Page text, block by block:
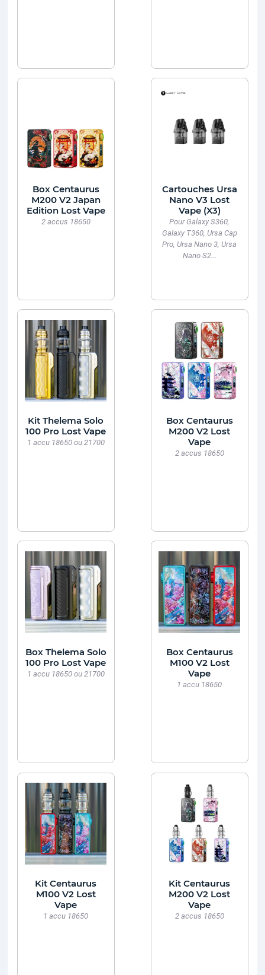
Box Centaurus
M200 V2 Japan
Edition Lost Vape
2 accus 18650
Cartouches Ursa
Nano V3 Lost
Vape (X3)
Pour Galaxy S360,
Galaxy T360, Ursa Cap
Pro, Ursa Nano 3, Ursa
Nano S2...
Kit Thelema Solo
100 Pro Lost Vape
1 accu 18650 ou 21700
Box Centaurus
M200 V2 Lost
Vape
2 accus 18650
Box Thelema Solo
100 Pro Lost Vape
1 accu 18650 ou 21700
Box Centaurus
M100 V2 Lost
Vape
1 accu 18650
Kit Centaurus
M100 V2 Lost
Vape
1 accu 18650
Kit Centaurus
M200 V2 Lost
Vape
2 accus 18650